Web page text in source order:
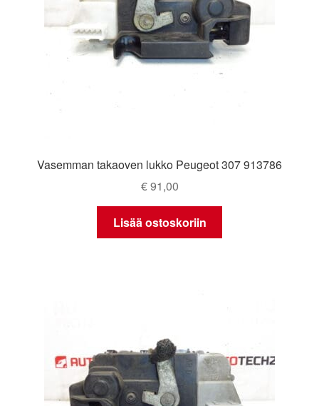
Vasemman takaoven lukko Peugeot 307 913786
€91,00
Lisää ostoskoriin